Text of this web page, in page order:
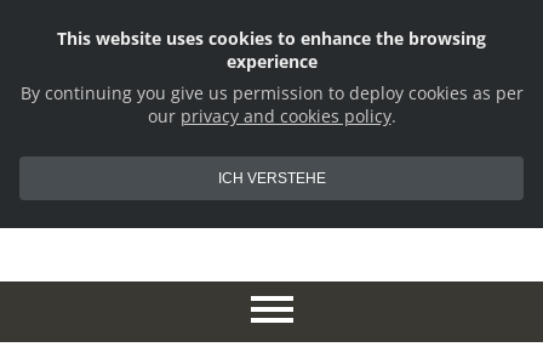
This website uses cookies to enhance the browsing
experience
By continuing you give us permission to deploy cookies as per
our privacy and cookies policy.
ICH VERSTEHE